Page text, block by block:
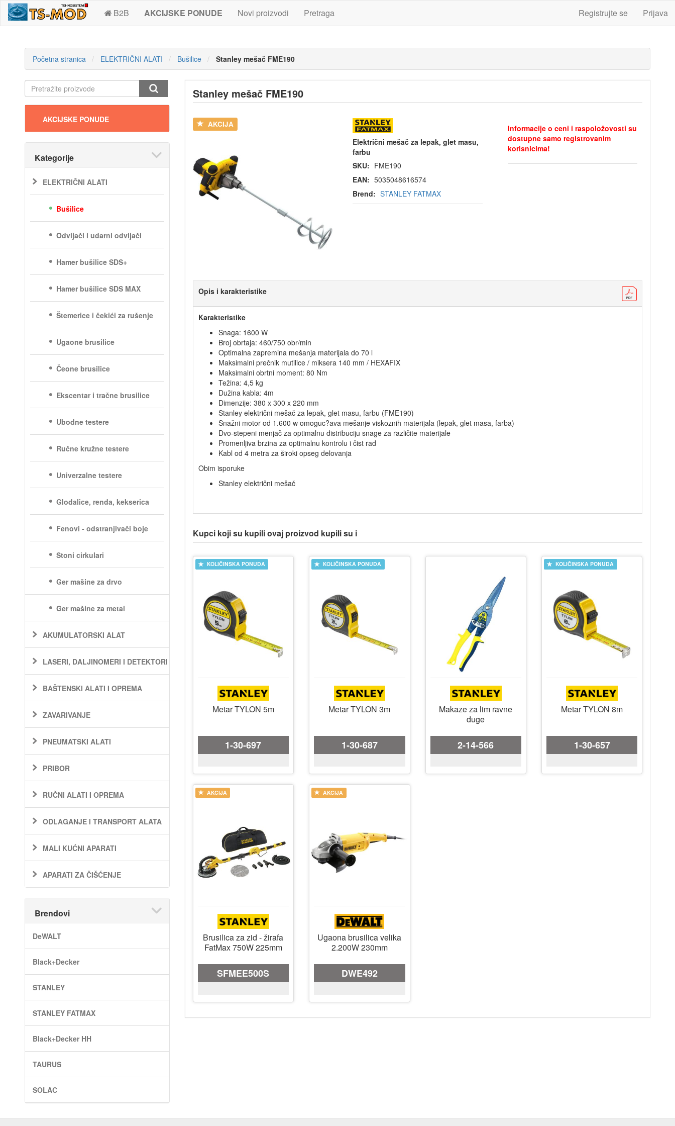
B2B AKCIJSKE PONUDE Novi proizvodi Pretraga Registrujte se Prijava
Početna stranica ELEKTRIČNI ALATI Bušilice Stanley mešač FME190
AKCIJSKE PONUDE
Kategorije
ELEKTRIČNI ALATI
Bušilice
Odvijači i udarni odvijači
Hamer bušilice SDS+
Hamer bušilice SDS MAX
Štemerice i čekići za rušenje
Ugaone brusilice
Čeone brusilice
Ekscentar i tračne brusilice
Ubodne testere
Ručne kružne testere
Univerzalne testere
Glodalice, renda, kekserica
Fenovi - odstranjivači boje
Stoni cirkulari
Ger mašine za drvo
Ger mašine za metal
AKUMULATORSKI ALAT
LASERI, DALJINOMERI I DETEKTORI
BAŠTENSKI ALATI I OPREMA
ZAVARIVANJE
PNEUMATSKI ALATI
PRIBOR
RUČNI ALATI I OPREMA
ODLAGANJE I TRANSPORT ALATA
MALI KUĆNI APARATI
APARATI ZA ČIŠĆENJE
Brendovi
DeWALT
Black+Decker
STANLEY
STANLEY FATMAX
Black+Decker HH
TAURUS
SOLAC
Stanley mešač FME190
AKCIJA
Električni mešač za lepak, glet masu,
farbu
SKU: FME190
EAN: 5035048616574
Brend: STANLEY FATMAX
Informacije o ceni i raspoložovosti su
dostupne samo registrovanim
korisnicima!
Opis i karakteristike
Karakteristike
Snaga: 1600 W
Broj obrtaja: 460/750 obr/min
Optimalna zapremina mešanja materijala do 70 l
Maksimalni prečnik mutilice / miksera 140 mm / HEXAFIX
Maksimalni obrtni moment: 80 Nm
Težina: 4,5 kg
Dužina kabla: 4m
Dimenzije: 380 x 300 x 220 mm
Stanley električni mešač za lepak, glet masu, farbu (FME190)
Snažni motor od 1.600 w omoguc?ava mešanje viskoznih materijala (lepak, glet masa, farba)
Dvo-stepeni menjač za optimalnu distribuciju snage za različite materijale
Promenljiva brzina za optimalnu kontrolu i čist rad
Kabl od 4 metra za široki opseg delovanja
Obim isporuke
Stanley električni mešač
Kupci koji su kupili ovaj proizvod kupili su i
KOLIČINSKA PONUDA
Metar TYLON 5m
1-30-697
KOLIČINSKA PONUDA
Metar TYLON 3m
1-30-687
Makaze za lim ravne
duge
2-14-566
KOLIČINSKA PONUDA
Metar TYLON 8m
1-30-657
AKCIJA
Brusilica za zid - žirafa
FatMax 750W 225mm
SFMEE500S
AKCIJA
Ugaona brusilica velika
2.200W 230mm
DWE492